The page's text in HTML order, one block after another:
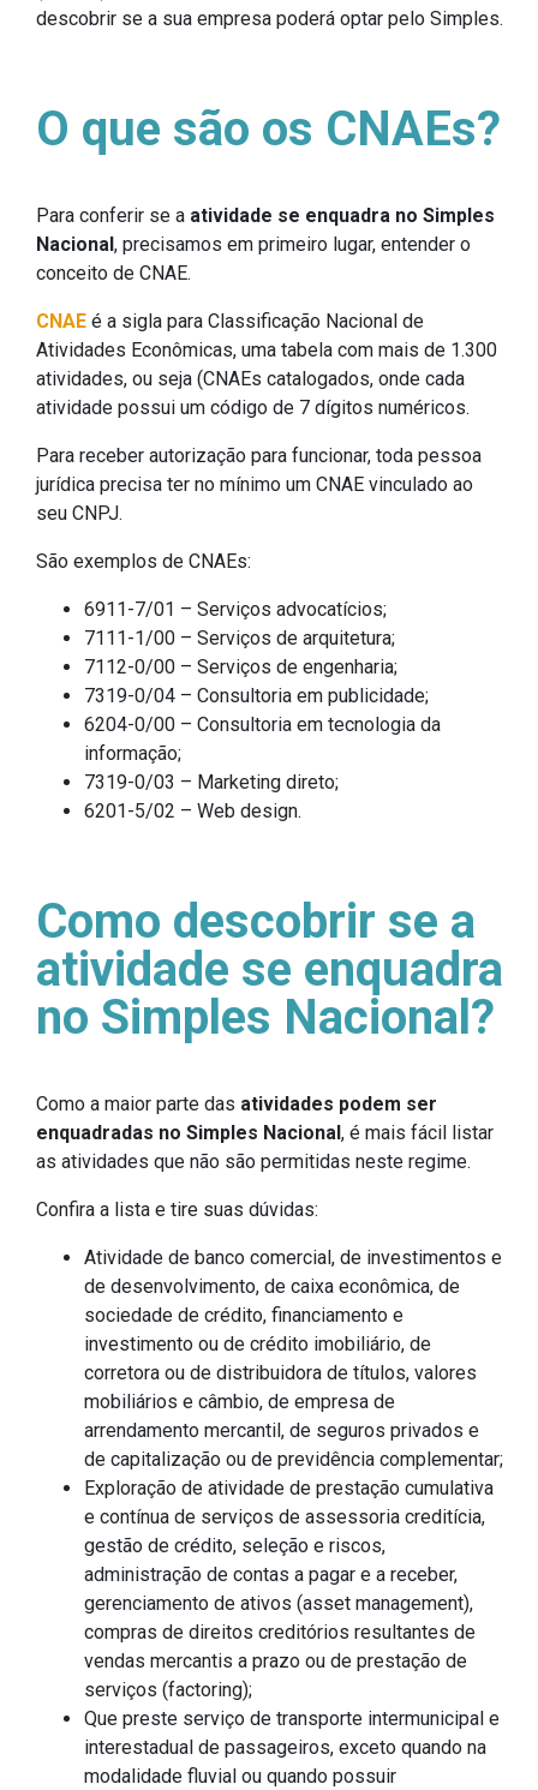
descobrir se a sua empresa poderá optar pelo Simples.
O que são os CNAEs?
Para conferir se a atividade se enquadra no Simples
Nacional, precisamos em primeiro lugar, entender o
conceito de CNAE.
CNAE é a sigla para Classificação Nacional de
Atividades Econômicas, uma tabela com mais de 1.300
atividades, ou seja (CNAEs catalogados, onde cada
atividade possui um código de 7 dígitos numéricos.
Para receber autorização para funcionar, toda pessoa
jurídica precisa ter no mínimo um CNAE vinculado ao
seu CNPJ.
São exemplos de CNAEs:
6911-7/01 – Serviços advocatícios;
7111-1/00 – Serviços de arquitetura;
7112-0/00 – Serviços de engenharia;
7319-0/04 – Consultoria em publicidade;
6204-0/00 – Consultoria em tecnologia da
informação;
7319-0/03 – Marketing direto;
6201-5/02 – Web design.
Como descobrir se a
atividade se enquadra
no Simples Nacional?
Como a maior parte das atividades podem ser
enquadradas no Simples Nacional, é mais fácil listar
as atividades que não são permitidas neste regime.
Confira a lista e tire suas dúvidas:
Atividade de banco comercial, de investimentos e
de desenvolvimento, de caixa econômica, de
sociedade de crédito, financiamento e
investimento ou de crédito imobiliário, de
corretora ou de distribuidora de títulos, valores
mobiliários e câmbio, de empresa de
arrendamento mercantil, de seguros privados e
de capitalização ou de previdência complementar;
Exploração de atividade de prestação cumulativa
e contínua de serviços de assessoria creditícia,
gestão de crédito, seleção e riscos,
administração de contas a pagar e a receber,
gerenciamento de ativos (asset management),
compras de direitos creditórios resultantes de
vendas mercantis a prazo ou de prestação de
serviços (factoring);
Que preste serviço de transporte intermunicipal e
interestadual de passageiros, exceto quando na
modalidade fluvial ou quando possuir